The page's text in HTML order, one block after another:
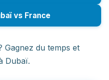
vs France
Gagnez du temps et
Dubaï.